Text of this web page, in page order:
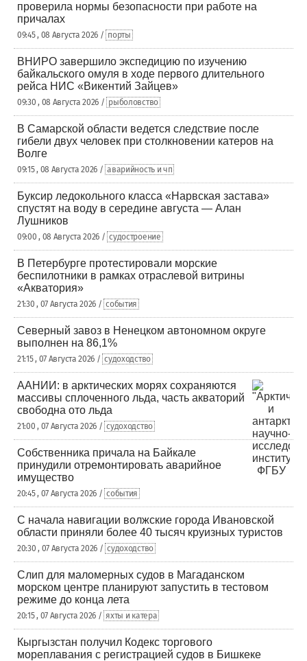
проверила нормы безопасности при работе на
причалах
09:45 , 08 Августа 2026 / порты
ВНИРО завершило экспедицию по изучению
байкальского омуля в ходе первого длительного
рейса НИС «Викентий Зайцев»
09:30 , 08 Августа 2026 / рыболовство
В Самарской области ведется следствие после
гибели двух человек при столкновении катеров на
Волге
09:15 , 08 Августа 2026 / аварийность и чп
Буксир ледокольного класса «Нарвская застава»
спустят на воду в середине августа — Алан
Лушников
09:00 , 08 Августа 2026 / судостроение
В Петербурге протестировали морские
беспилотники в рамках отраслевой витрины
«Акватория»
21:30 , 07 Августа 2026 / события
Северный завоз в Ненецком автономном округе
выполнен на 86,1%
21:15 , 07 Августа 2026 / судоходство
ААНИИ: в арктических морях сохраняются
массивы сплоченного льда, часть акваторий
свободна ото льда
21:00 , 07 Августа 2026 / судоходство
Собственника причала на Байкале
принудили отремонтировать аварийное
имущество
20:45 , 07 Августа 2026 / события
С начала навигации волжские города Ивановской
области приняли более 40 тысяч круизных туристов
20:30 , 07 Августа 2026 / судоходство
Слип для маломерных судов в Магаданском
морском центре планируют запустить в тестовом
режиме до конца лета
20:15 , 07 Августа 2026 / яхты и катера
Кыргызстан получил Кодекс торгового
мореплавания с регистрацией судов в Бишкеке